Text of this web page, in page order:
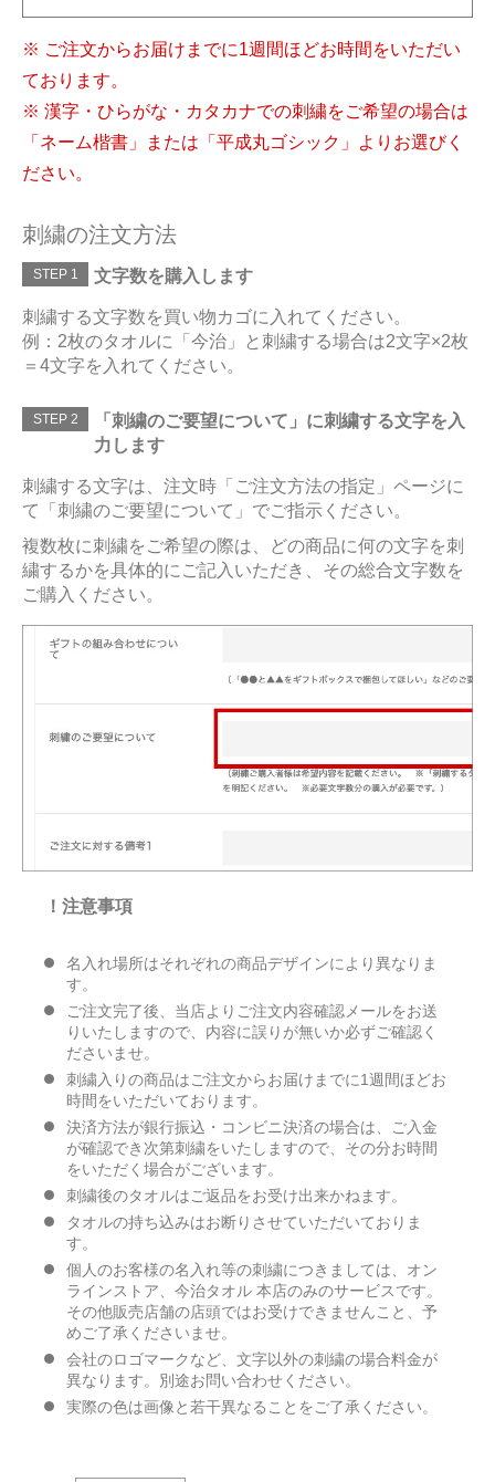
※ ご注文からお届けまでに1週間ほどお時間をいただい
ております。
※ 漢字・ひらがな・カタカナでの刺繍をご希望の場合は
「ネーム楷書」または「平成丸ゴシック」よりお選びく
ださい。
刺繍の注文方法
STEP 1 文字数を購入します
刺繍する文字数を買い物カゴに入れてください。
例：2枚のタオルに「今治」と刺繍する場合は2文字×2枚
＝4文字を入れてください。
STEP 2
「刺繍のご要望について」に刺繍する文字を入
力します
刺繍する文字は、注文時「ご注文方法の指定」ページに
て「刺繍のご要望について」でご指示ください。
複数枚に刺繍をご希望の際は、どの商品に何の文字を刺
繍するかを具体的にご記入いただき、その総合文字数を
ご購入ください。
！注意事項
名入れ場所はそれぞれの商品デザインにより異なりま
す。
ご注文完了後、当店よりご注文内容確認メールをお送
りいたしますので、内容に誤りが無いか必ずご確認く
ださいませ。
刺繍入りの商品はご注文からお届けまでに1週間ほどお
時間をいただいております。
決済方法が銀行振込・コンビニ決済の場合は、ご入金
が確認でき次第刺繍をいたしますので、その分お時間
をいただく場合がございます。
刺繍後のタオルはご返品をお受け出来かねます。
タオルの持ち込みはお断りさせていただいておりま
す。
個人のお客様の名入れ等の刺繍につきましては、オン
ラインストア、今治タオル 本店のみのサービスです。
その他販売店舗の店頭ではお受けできませんこと、予
めご了承くださいませ。
会社のロゴマークなど、文字以外の刺繍の場合料金が
異なります。別途お問い合わせください。
実際の色は画像と若干異なることをご了承ください。